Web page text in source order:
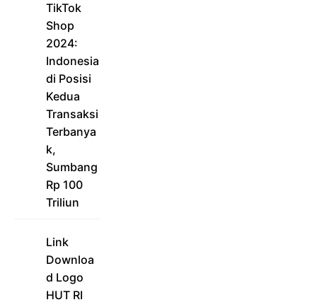
TikTok
Shop
2024:
Indonesia
di Posisi
Kedua
Transaksi
Terbanya
k,
Sumbang
Rp 100
Triliun
Link
Downloa
d Logo
HUT RI